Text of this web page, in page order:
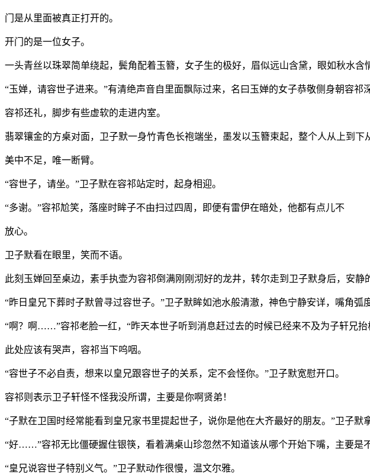
门是从里面被真正打开的。
开门的是一位女子。
一头青丝以珠翠简单绕起，鬓角配着玉簪，女子生的极好，眉似远山含黛，眼如秋水含
“玉婵，请容世子进来。”有清绝声音自里面飘际过来，名曰玉婵的女子恭敬侧身朝容祁
容祁还礼，脚步有些虚软的走进内室。
翡翠镶金的方桌对面，卫子默一身竹青色长袍端坐，墨发以玉簪束起，整个人从上到
美中不足，唯一断臂。
“容世子，请坐。”卫子默在容祁站定时，起身相迎。
“多谢。”容祁尬笑，落座时眸子不由扫过四周，即便有雷伊在暗处，他都有点儿不
放心。
卫子默看在眼里，笑而不语。
此刻玉婵回至桌边，素手执壶为容祁倒满刚刚沏好的龙井，转尔走到卫子默身后，安静
“昨日皇兄下葬时子默曾寻过容世子。”卫子默眸如池水般清澈，神色宁静安详，嘴角弧
“啊？啊……”容祁老脸一红，“昨天本世子听到消息赶过去的时候已经来不及为子轩兄
此处应该有哭声，容祁当下呜咽。
“容世子不必自责，想来以皇兄跟容世子的关系，定不会怪你。”卫子默宽慰开口。
容祁则表示卫子轩怪不怪我没所谓，主要是你啊贤弟！
“子默在卫国时经常能看到皇兄家书里提起世子，说你是他在大齐最好的朋友。”卫子默
“好……”容祁无比僵硬握住银筷，看着满桌山珍忽然不知道该从哪个开始下嘴，主要是
“皇兄说容世子特别义气。”卫子默动作很慢，温文尔雅。